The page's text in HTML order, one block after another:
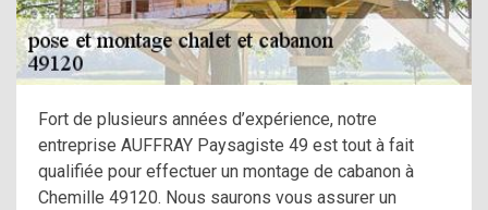
Fort de plusieurs années d’expérience, notre
entreprise AUFFRAY Paysagiste 49 est tout à fait
qualifiée pour effectuer un montage de cabanon à
Chemille 49120. Nous saurons vous assurer un